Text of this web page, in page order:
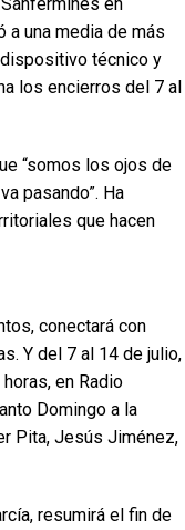
a una media de más
dispositivo técnico y
los encierros del 7 al
“somos los ojos de
pasando”. Ha
que hacen
conectará con
Y del 7 al 14 de julio,
en Radio
Domingo a la
Pita, Jesús Jiménez,
resumirá el fin de